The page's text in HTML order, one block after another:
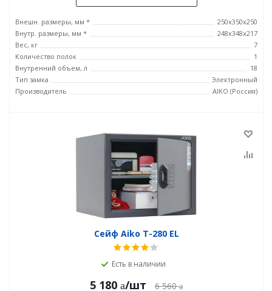
Внешн. размеры, мм *
250x350x250
Внутр. размеры, мм *
248x348x217
Вес, кг
7
Количество полок
1
Внутренний объем, л
18
Тип замка
Электронный
Производитель
AIKO (Россия)
Сейф Aiko T-280 EL
Есть в наличии
5 180 /шт 6 560